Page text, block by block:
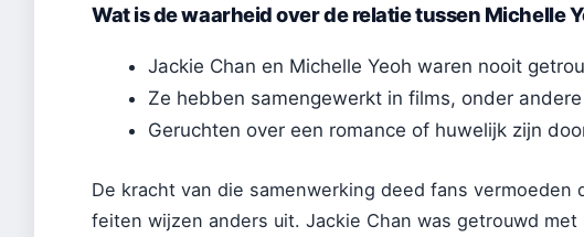
Wat is de waarheid over de relatie tussen Michelle
Jackie Chan en Michelle Yeoh waren nooit
Ze hebben samengewerkt in films, onder
Geruchten over een romance of huwelijk zijn
De kracht van die samenwerking deed fans vermoeden
feiten wijzen anders uit. Jackie Chan was getrouwd